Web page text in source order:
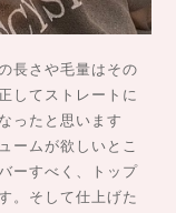
長さや毛量はその
してストレートに
ったと思います
ームが欲しいとこ
ーすべく、トップ
。そして仕上げた